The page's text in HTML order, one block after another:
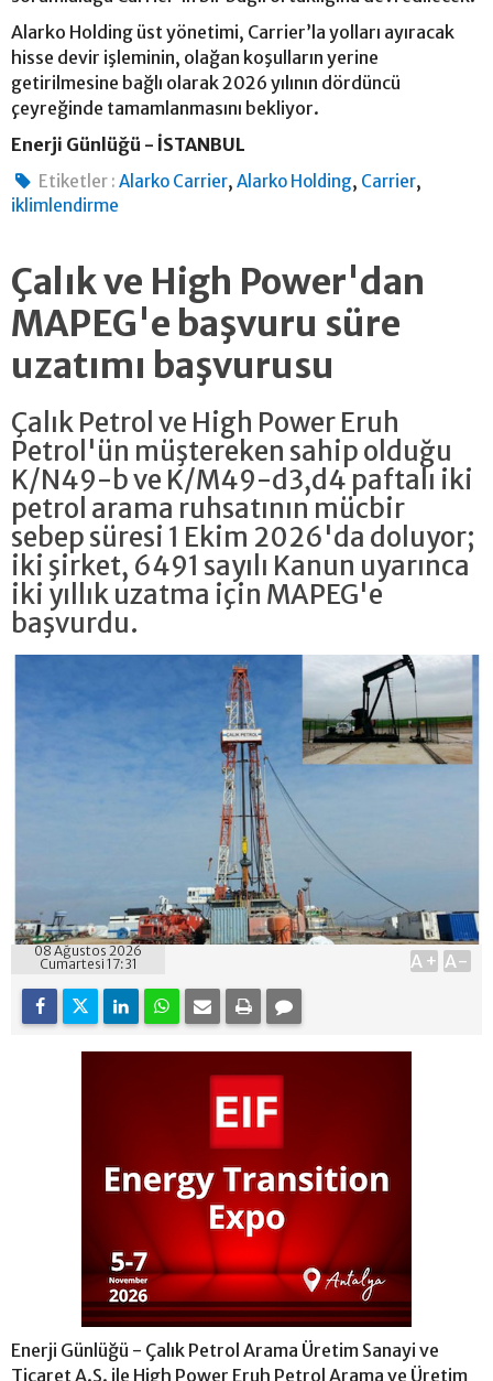
Alarko Holding üst yönetimi, Carrier’la yolları ayıracak
hisse devir işleminin, olağan koşulların yerine
getirilmesine bağlı olarak 2026 yılının dördüncü
çeyreğinde tamamlanmasını bekliyor.
Enerji Günlüğü - İSTANBUL
Etiketler : Alarko Carrier,Alarko Holding, Carrier,
iklimlendirme
Çalık ve High Power'dan
MAPEG'e başvuru süre
uzatımı başvurusu
Çalık Petrol ve High Power Eruh
Petrol'ün müştereken sahip olduğu
K/N49-b ve K/M49-d3,d4 paftalı iki
petrol arama ruhsatının mücbir
sebep süresi 1 Ekim 2026'da doluyor;
iki şirket, 6491 sayılı Kanun uyarınca
iki yıllık uzatma için MAPEG'e
başvurdu.
08 Ağustos 2026
Cumartesi 17:31
A+ A-
Enerji Günlüğü - Çalık Petrol Arama Üretim Sanayi ve
Ticaret A.Ş. ile High Power Eruh Petrol Arama ve Üretim